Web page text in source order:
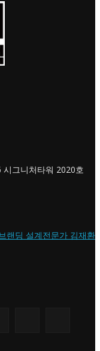
시그니처타워 2020호
랜딩 설계전문가 김재환